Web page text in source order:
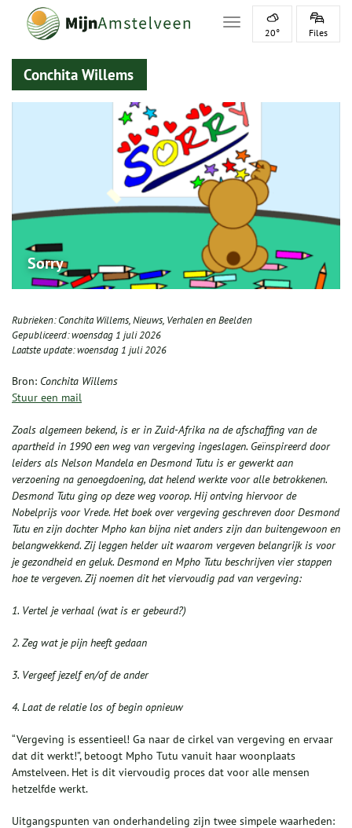
Toggle navigation
20° Files
Conchita Willems
Sorry
Rubrieken:Conchita Willems,Nieuws, Verhalen en Beelden
Gepubliceerd:woensdag 1 juli 2026
Laatste update:woensdag 1 juli 2026
Bron: Conchita Willems
Stuur een mail
Zoals algemeen bekend, is er in Zuid-Afrika na de afschaffing van de
apartheid in 1990 een weg van vergeving ingeslagen. Geïnspireerd door
leiders als Nelson Mandela en Desmond Tutu is er gewerkt aan
verzoening na genoegdoening, dat helend werkte voor alle betrokkenen.
Desmond Tutu ging op deze weg voorop. Hij ontving hiervoor de
Nobelprijs voor Vrede. Het boek over vergeving geschreven door Desmond
Tutu en zijn dochter Mpho kan bijna niet anders zijn dan buitengewoon en
belangwekkend. Zij leggen helder uit waarom vergeven belangrijk is voor
je gezondheid en geluk. Desmond en Mpho Tutu beschrijven vier stappen
hoe te vergeven. Zij noemen dit het viervoudig pad van vergeving:
1. Vertel je verhaal (wat is er gebeurd?)
2. Zeg wat je pijn heeft gedaan
3. Vergeef jezelf en/of de ander
4. Laat de relatie los of begin opnieuw
“Vergeving is essentieel! Ga naar de cirkel van vergeving en ervaar
dat dit werkt!”, betoogt Mpho Tutu vanuit haar woonplaats
Amstelveen. Het is dit viervoudig proces dat voor alle mensen
hetzelfde werkt.
Uitgangspunten van onderhandeling zijn twee simpele waarheden: